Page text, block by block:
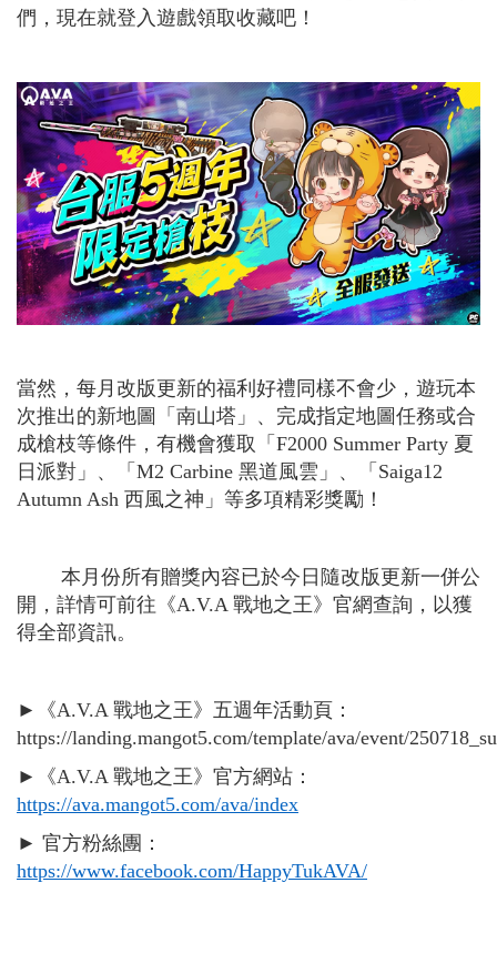
們，現在就登入遊戲領取收藏吧！
當然，每月改版更新的福利好禮同樣不會少，遊玩本
次推出的新地圖「南山塔」、完成指定地圖任務或合
成槍枝等條件，有機會獲取「 F2000 Summer Party 夏
日派對」、「 M2 Carbine 黑道風雲」、「 Saiga12
Autumn Ash 西風之神」等多項精彩獎勵！
本月份所有贈獎內容已於今日隨改版更新一併公
開，詳情可前往《A.V.A 戰地之王》官網查詢，以獲
得全部資訊。
► 《A.V.A 戰地之王》五週年活動頁：
https://landing.mangot5.com/template/ava/event/
►
《A.V.A 戰地之王》官方網站：
https://ava.mangot5.com/ava/index
► 官方粉絲團：
https://www.facebook.com/HappyTukAVA/